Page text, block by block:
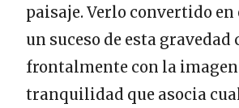
paisaje. Verlo convertido en
un suceso de esta gravedad
frontalmente con la imagen
tranquilidad que asocia